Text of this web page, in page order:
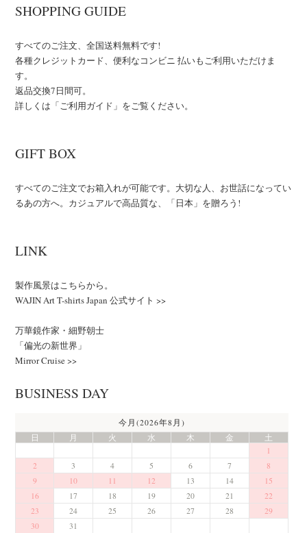
SHOPPING GUIDE
すべてのご注文、全国送料無料です!
各種クレジットカード、便利なコンビニ 払いもご利用いただけま
す。
返品交換7日間可。
詳しくは「ご利用ガイド」をご覧ください。
GIFT BOX
すべてのご注文でお箱入れが可能です。大切な人、お世話になってい
るあの方へ。カジュアルで高品質な、「日本」を贈ろう!
LINK
製作風景はこちらから。
WAJIN Art T-shirts Japan 公式サイト >>
万華鏡作家・細野朝士
「偏光の新世界」
Mirror Cruise >>
BUSINESS DAY
今月(2026年8月)
日
月 火 水 木 金
土
1
2
3 4 5 6 7
8
9
10 11 12 13 14
15
16
17 18 19 20 21
22
23
24 25 26 27 28
29
30
31